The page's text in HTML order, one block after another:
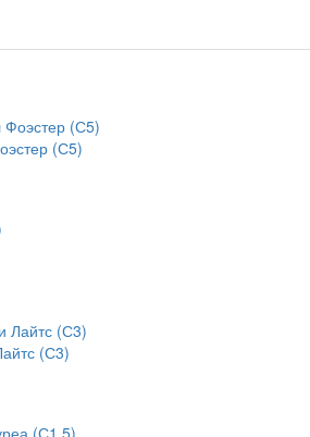
(С5)
(С3)